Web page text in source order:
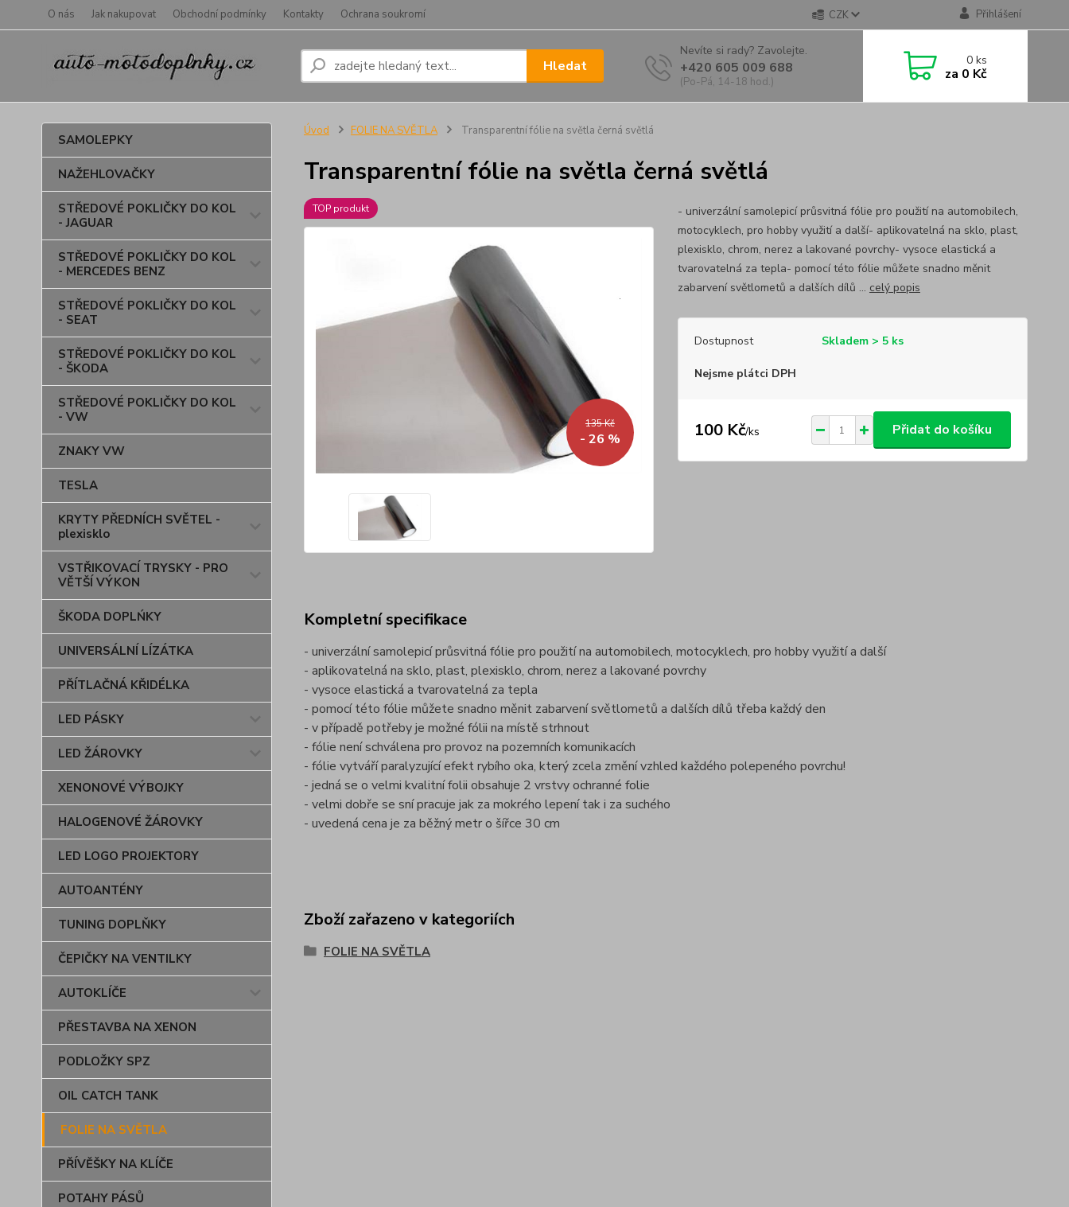
O nás Jak nakupovat Obchodní podmínky Kontakty Ochrana soukromí CZK Přihlášení
Hledat
Nevíte si rady? Zavolejte.
+420 605 009 688
(Po-Pá, 14-18 hod.)
0ks
za 0 Kč
SAMOLEPKY
NAŽEHLOVAČKY
STŘEDOVÉ POKLIČKY DO KOL
- JAGUAR
STŘEDOVÉ POKLIČKY DO KOL
- MERCEDES BENZ
STŘEDOVÉ POKLIČKY DO KOL
- SEAT
STŘEDOVÉ POKLIČKY DO KOL
- ŠKODA
STŘEDOVÉ POKLIČKY DO KOL
- VW
ZNAKY VW
TESLA
KRYTY PŘEDNÍCH SVĚTEL -
plexisklo
VSTŘIKOVACÍ TRYSKY - PRO
VĚTŠÍ VÝKON
ŠKODA DOPLŃKY
UNIVERSÁLNÍ LÍZÁTKA
PŘÍTLAČNÁ KŘIDÉLKA
LED PÁSKY
LED ŽÁROVKY
XENONOVÉ VÝBOJKY
HALOGENOVÉ ŽÁROVKY
LED LOGO PROJEKTORY
AUTOANTÉNY
TUNING DOPLŇKY
ČEPIČKY NA VENTILKY
AUTOKLÍČE
PŘESTAVBA NA XENON
PODLOŽKY SPZ
OIL CATCH TANK
FOLIE NA SVĚTLA
PŘÍVĚŠKY NA KLÍČE
POTAHY PÁSŮ
Úvod FOLIE NA SVĚTLA Transparentní fólie na světla černá světlá
Transparentní fólie na světla černá světlá
TOP produkt
135 Kč
- 26 %
- univerzální samolepicí průsvitná fólie pro použití na automobilech,
motocyklech, pro hobby využití a další- aplikovatelná na sklo, plast,
plexisklo, chrom, nerez a lakované povrchy- vysoce elastická a
tvarovatelná za tepla- pomocí této fólie můžete snadno měnit
zabarvení světlometů a dalších dílů ... celý popis
Dostupnost Skladem > 5 ks
Nejsme plátci DPH
100 Kč/ks Přidat do košíku
Kompletní specifikace
- univerzální samolepicí průsvitná fólie pro použití na automobilech, motocyklech, pro hobby využití a další
- aplikovatelná na sklo, plast, plexisklo, chrom, nerez a lakované povrchy
- vysoce elastická a tvarovatelná za tepla
- pomocí této fólie můžete snadno měnit zabarvení světlometů a dalších dílů třeba každý den
- v případě potřeby je možné fólii na místě strhnout
- fólie není schválena pro provoz na pozemních komunikacích
- fólie vytváří paralyzující efekt rybího oka, který zcela změní vzhled každého polepeného povrchu!
- jedná se o velmi kvalitní folii obsahuje 2 vrstvy ochranné folie
- velmi dobře se sní pracuje jak za mokrého lepení tak i za suchého
- uvedená cena je za běžný metr o šířce 30 cm
Zboží zařazeno v kategoriích
FOLIE NA SVĚTLA